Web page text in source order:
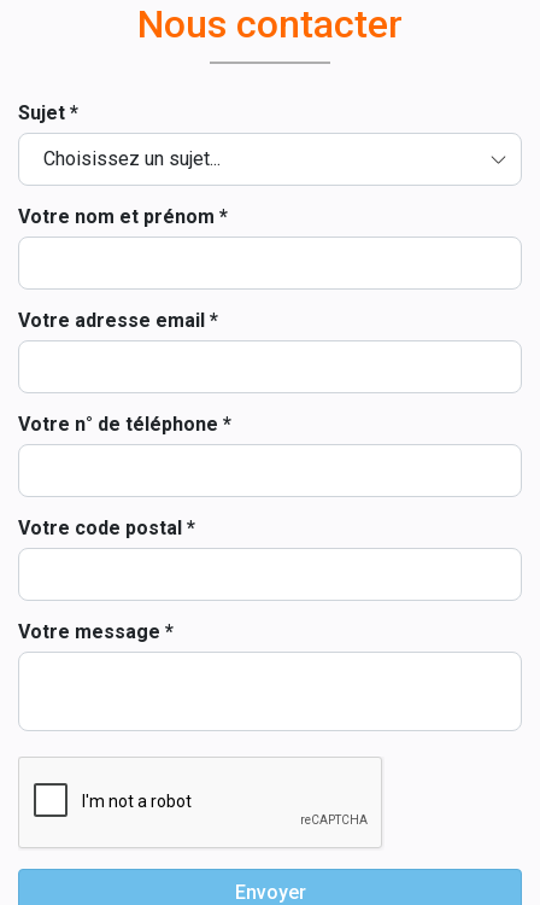
Nous contacter
Sujet *
Votre nom et prénom *
Votre adresse email *
Votre n° de téléphone *
Votre code postal *
Votre message *
Envoyer